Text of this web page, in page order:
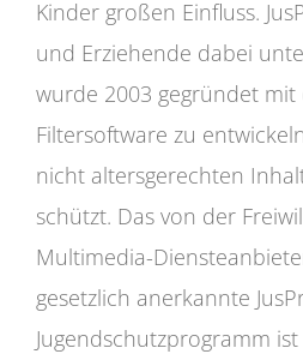
Kinder großen Einfluss.
und Erziehende dabei
wurde 2003 gegründet mit
Filtersoftware zu
nicht altersgerechten
schützt. Das von der
Multimedia-
gesetzlich anerkannte
Jugendschutzprogramm